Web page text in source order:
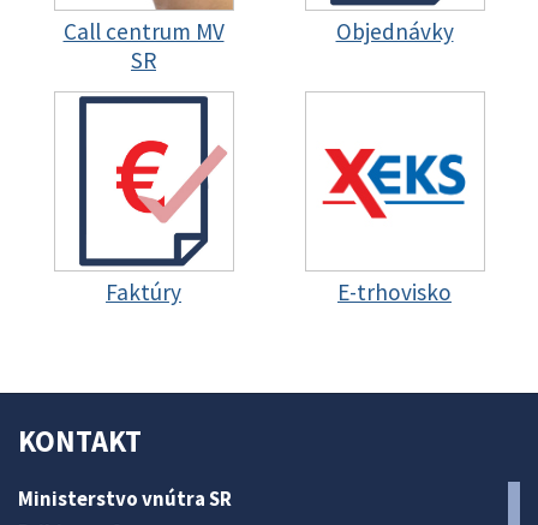
Call centrum MV
SR
Objednávky
Faktúry E-trhovisko
KONTAKT
Ministerstvo vnútra SR